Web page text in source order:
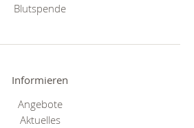
Blutspende
Informieren
Angebote
Aktuelles